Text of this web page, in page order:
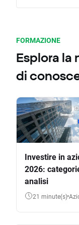
FORMAZIONE
Esplora la
di
Investire in
2026:
analisi
21 minute(s)